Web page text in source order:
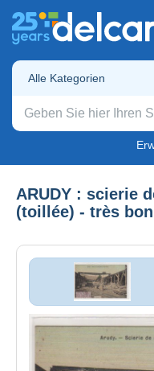
Alle Kategorien
ARUDY : scierie
(toillée) - très